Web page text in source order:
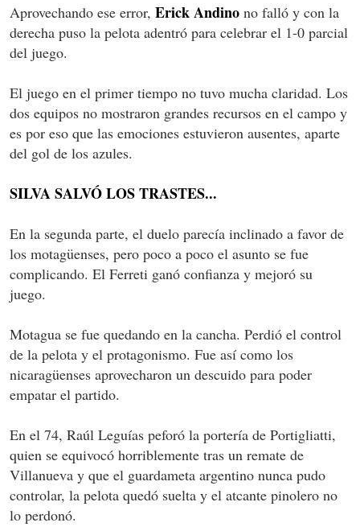
Aprovechando ese error, Erick Andino no falló y con la
derecha puso la pelota adentró para celebrar el 1-0 parcial
del juego.
El juego en el primer tiempo no tuvo mucha claridad. Los
dos equipos no mostraron grandes recursos en el campo y
es por eso que las emociones estuvieron ausentes, aparte
del gol de los azules.
SILVA SALVÓ LOS TRASTES...
En la segunda parte, el duelo parecía inclinado a favor de
los motagüenses, pero poco a poco el asunto se fue
complicando. El Ferreti ganó confianza y mejoró su
juego.
Motagua se fue quedando en la cancha. Perdió el control
de la pelota y el protagonismo. Fue así como los
nicaragüenses aprovecharon un descuido para poder
empatar el partido.
En el 74, Raúl Leguías peforó la portería de Portigliatti,
quien se equivocó horriblemente tras un remate de
Villanueva y que el guardameta argentino nunca pudo
controlar, la pelota quedó suelta y el atcante pinolero no
lo perdonó.